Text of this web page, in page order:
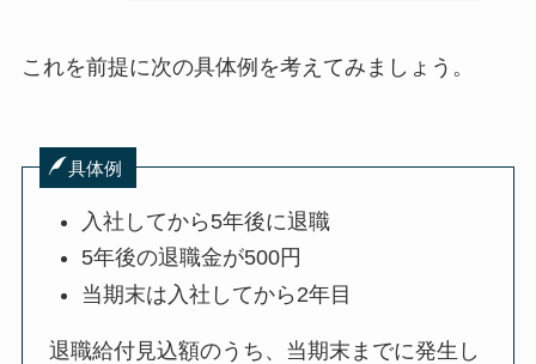
これを前提に次の具体例を考えてみましょう。
具体例
入社してから5年後に退職
5年後の退職金が500円
当期末は入社してから2年目
退職給付見込額のうち、当期末までに発生し